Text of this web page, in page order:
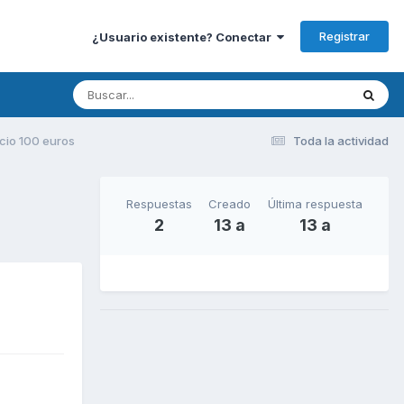
¿Usuario existente? Conectar Registrar
Toda la actividad
100 euros
Respuestas
2
Creado
13 a
Última respuesta
13 a